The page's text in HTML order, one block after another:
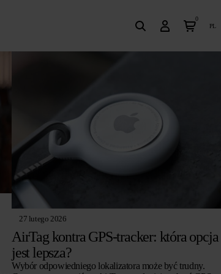
0
pl
27 lutego 2026
AirTag kontra GPS-tracker: która opcja
jest lepsza?
Wybór odpowiedniego lokalizatora może być trudny.